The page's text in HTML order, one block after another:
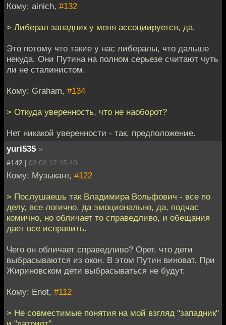
Кому: ainich, #132
> Либерал западник у меня ассоциируется, да.
Это потому что такие у нас либералы, что дальше
некуда. Они Путина на полном серьезе считают чуть
ли не сталинистом.
Кому: Graham, #134
> Откуда уверенность, что не наоборот?
Нет никакой уверенности - так, предположение.
yuri535 »
#142 | 02.03.12 15:40
Кому: Музыкант, #122
> Послушаешь так Владимира Вольфович - все по
делу, все логично, да эмоционально, да, подчас
комично, но обличает то справедливо, и обещания
дает все исправить.
Чего он обличает справедливо? Орет, что дети
выбрасываются из окон. В этом Путин виноват. При
Жириновском дети выбрасываться не будут.
Кому: Enot, #112
> Не совместимые понятия на мой взгляд "западник"